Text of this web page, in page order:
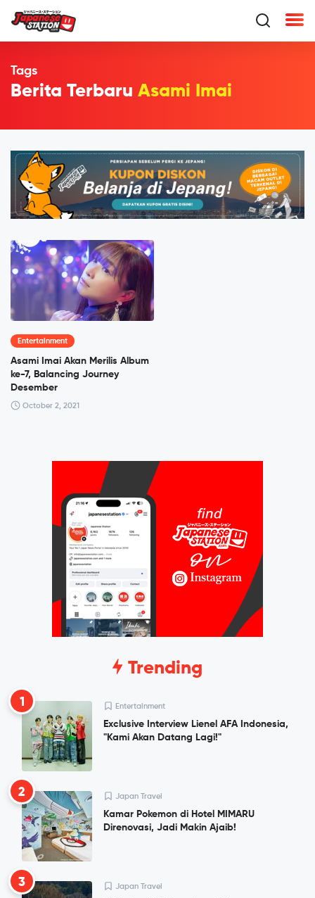
Tags
Berita Terbaru Asami Imai
Entertainment
Asami Imai Akan Merilis Album
ke-7, Balancing Journey
Desember
October 2, 2021
Trending
1 Entertainment
Exclusive Interview Lienel AFA Indonesia,
"Kami Akan Datang Lagi!"
2 Japan Travel
Kamar Pokemon di Hotel MIMARU
Direnovasi, Jadi Makin Ajaib!
3 Japan Travel